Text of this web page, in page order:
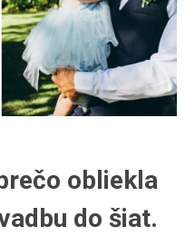
obliekla
do šiat.